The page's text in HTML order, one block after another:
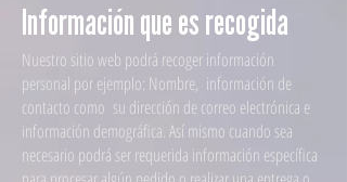
Información que es recogida
Nuestro sitio web podrá recoger información
personal por ejemplo: Nombre, información de
contacto como su dirección de correo electrónica e
información demográfica. Así mismo cuando sea
necesario podrá ser requerida información específica